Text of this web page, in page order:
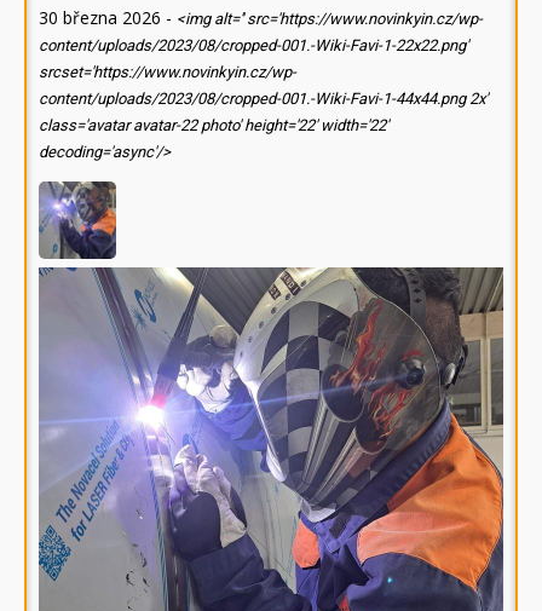
30 března 2026 - <img alt='' src='https://www.novinkyin.cz/wp-
content/uploads/2023/08/cropped-001.-Wiki-Favi-1-22x22.png'
srcset='https://www.novinkyin.cz/wp-
content/uploads/2023/08/cropped-001.-Wiki-Favi-1-44x44.png 2x'
class='avatar avatar-22 photo' height='22' width='22'
decoding='async'/>